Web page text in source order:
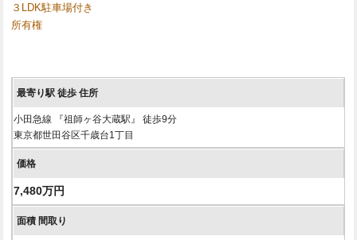
３LDK駐車場付き
所有権
小田急線 『祖師ヶ谷大蔵駅』 徒歩9分
東京都世田谷区千歳台1丁目
7,480万円